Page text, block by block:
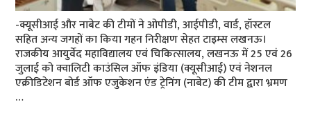
-क्यूसीआई और नाबेट की टीमों ने ओपीडी, आईपीडी, वार्ड, हॉस्टल
सहित अन्य जगहों का किया गहन निरीक्षण सेहत टाइम्स लखनऊ।
राजकीय आयुर्वेद महाविद्यालय एवं चिकित्सालय, लखनऊ में 25 एवं 26
जुलाई को क्वालिटी काउंसिल ऑफ इंडिया (क्यूसीआई) एवं नेशनल
एक्रीडिटेशन बोर्ड ऑफ एजुकेशन एंड ट्रेनिंग (नाबेट) की टीम द्वारा भ्रमण
…